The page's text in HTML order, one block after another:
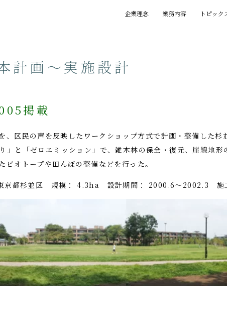
企業理念
業務内容
トピック
計画～実施設計
掲載
区民の声を反映したワークショップ方式で計画・整備した
」と「ゼロエミッション」で、雑木林の保全・復元、崖線地
オトープや田んぼの整備などを行った。
京都杉並区 規模： 4.3ha 設計期間： 2000.6～2002.3 施